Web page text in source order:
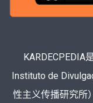
KARDECPEDIA
Instituto de
性主义传播研究所